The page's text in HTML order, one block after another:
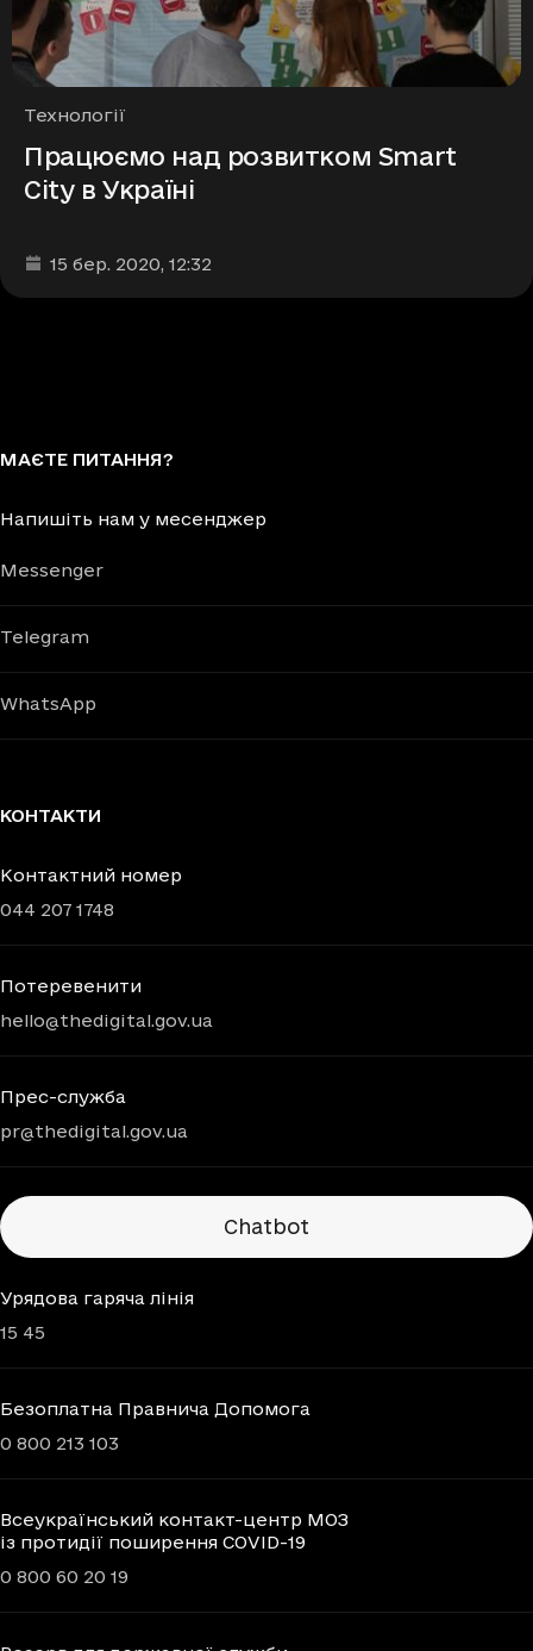
Рубрики
Технології
Працюємо над розвитком Smart
City в Україні
Дата та час публікації
15 бер. 2020, 12:32
МАЄТЕ ПИТАННЯ?
Напишіть нам у месенджер
Messenger
Telegram
WhatsApp
КОНТАКТИ
Контактний номер
044 207 1748
Потеревенити
hello@thedigital.gov.ua
Прес-служба
pr@thedigital.gov.ua
Chatbots
Chatbot
Урядова гаряча лінія
15 45
Безоплатна Правнича Допомога
0 800 213 103
Всеукраїнський контакт-центр МОЗ
із протидії поширення COVID-19
0 800 60 20 19